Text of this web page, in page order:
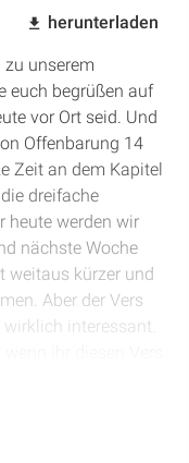
herunterladen
unserem
euch begrüßen auf
vor Ort seid. Und
Offenbarung 14
Zeit an dem Kapitel
dreifache
heute werden wir
nächste Woche
weitaus kürzer und
Aber der Vers
interessant.
über den ich